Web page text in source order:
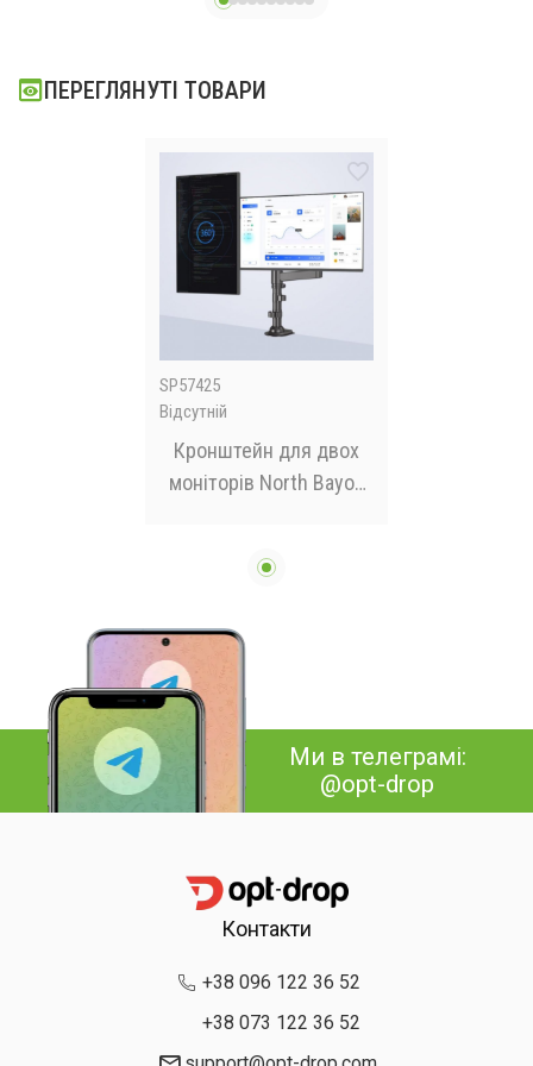
ПЕРЕГЛЯНУТІ ТОВАРИ
SP57425
Відсутній
Кронштейн для двох
моніторів North Bayou
Ми в телеграмі:
@opt-drop
Контакти
+38 096 122 36 52
+38 073 122 36 52